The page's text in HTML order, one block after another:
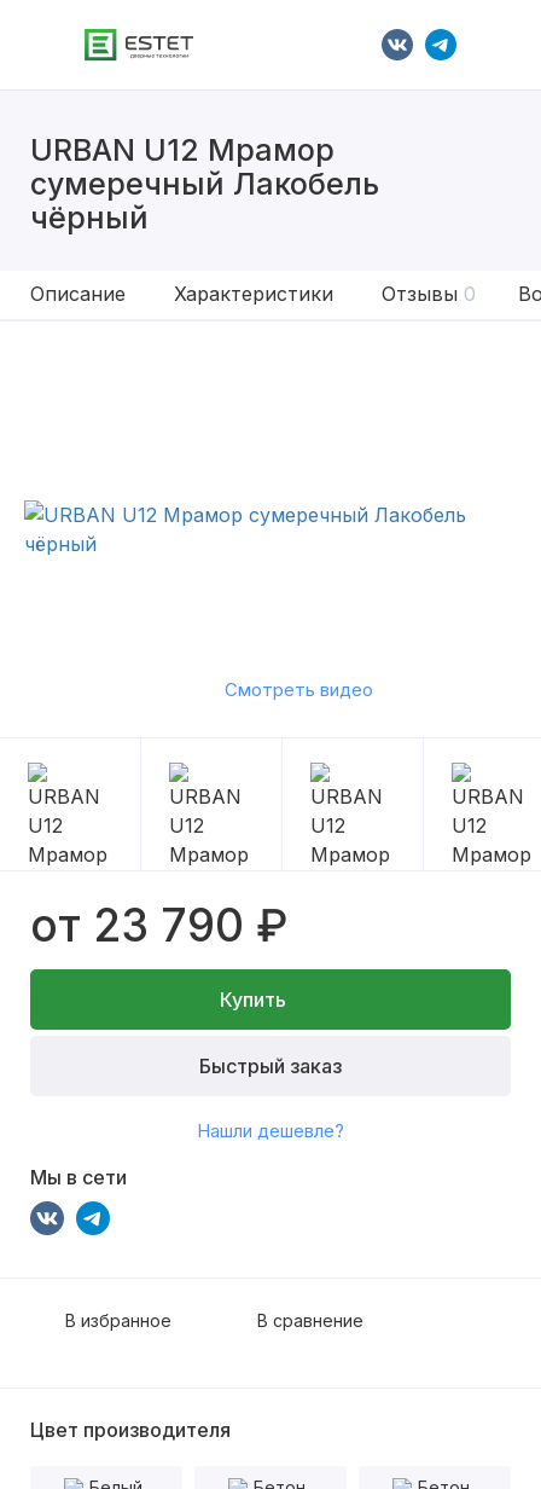
URBAN U12 Мрамор
сумеречный Лакобель
чёрный
Описание Характеристики Отзывы 0
Смотреть видео
от 23 790 ₽
Купить
Быстрый заказ
Нашли дешевле?
Мы в сети
В избранное В сравнение
Цвет производителя